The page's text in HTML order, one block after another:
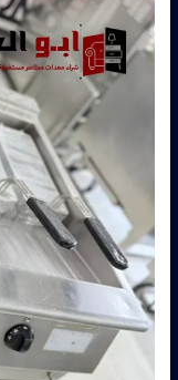
معدات
مطاعم
مستعملة
–
0560485279